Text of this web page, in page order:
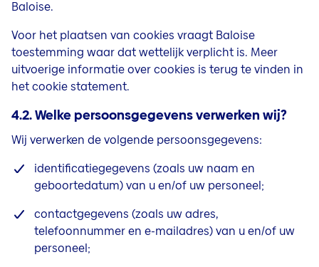
Baloise.
Voor het plaatsen van cookies vraagt Baloise
toestemming waar dat wettelijk verplicht is. Meer
uitvoerige informatie over cookies is terug te vinden in
het cookie statement.
4.2. Welke persoonsgegevens verwerken wij?
Wij verwerken de volgende persoonsgegevens:
identificatiegegevens (zoals uw naam en
geboortedatum) van u en/of uw personeel;
contactgegevens (zoals uw adres,
telefoonnummer en e-mailadres) van u en/of uw
personeel;